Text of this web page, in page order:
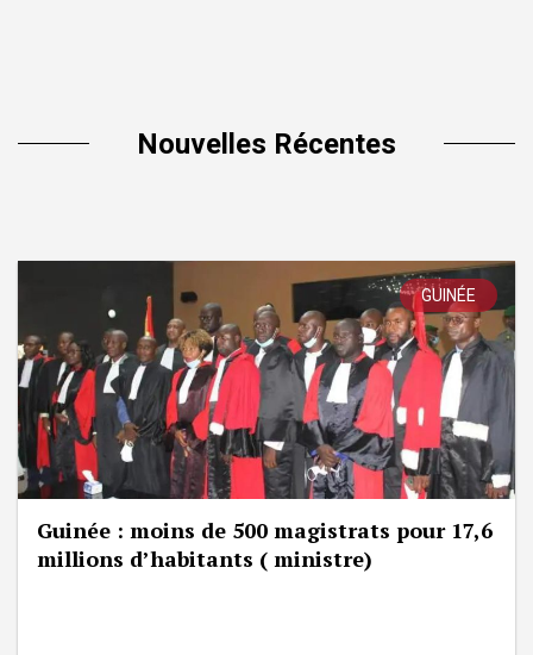
Nouvelles Récentes
GUINÉE
Guinée : moins de 500 magistrats pour 17,6
millions d’habitants ( ministre)